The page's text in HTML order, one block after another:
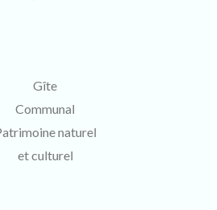
Gîte
Communal
naturel
et culturel